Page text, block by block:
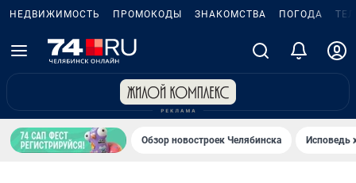
НЕДВИЖИМОСТЬ ПРОМОКОДЫ ЗНАКОМСТВА ПОГОДА
Обзор новостроек Челябинска Исповедь